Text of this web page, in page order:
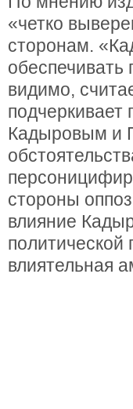
«четко
сторонам.
обеспечивать
видимо,
Кадыровым и
стороны
влияние
политической
влиятельная